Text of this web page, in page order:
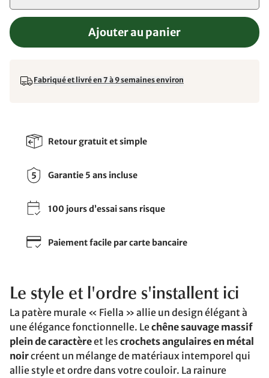
Ajouter au panier
Fabriqué et livré en 7 à 9 semaines environ
Retour gratuit et simple
Garantie 5 ans incluse
100 jours d’essai sans risque
Paiement facile par carte bancaire
Le style et l'ordre s'installent ici
La patère murale « Fiella » allie un design élégant à
une élégance fonctionnelle. Lechêne sauvage massif
plein de caractèreet les crochets angulaires en métal
noircréent un mélange de matériaux intemporel qui
allie style et ordre dans votre couloir. La rainure